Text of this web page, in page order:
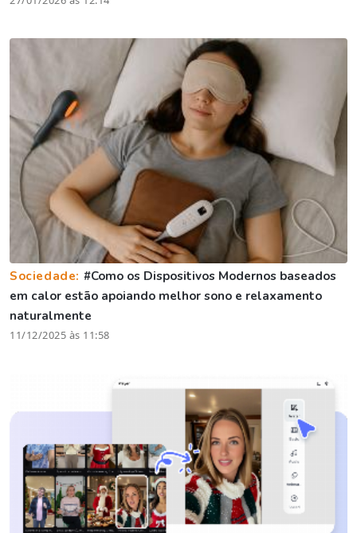
Sociedade: #Como os Dispositivos Modernos baseados
em calor estão apoiando melhor sono e relaxamento
naturalmente
11/12/2025 às 11:58